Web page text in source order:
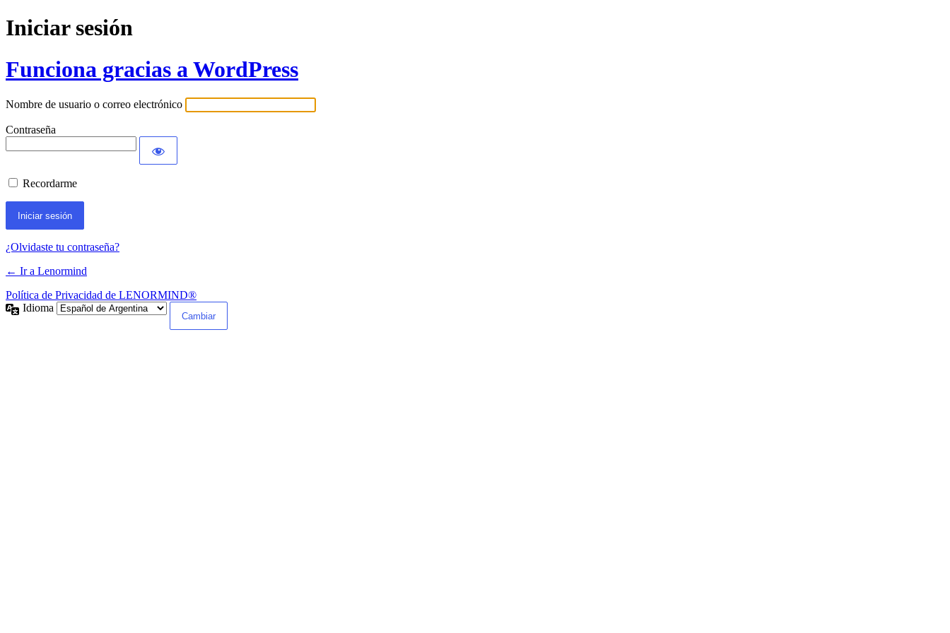
Iniciar sesión
Funciona gracias a WordPress
Nombre de usuario o correo electrónico
Contraseña
Recordarme
¿Olvidaste tu contraseña?
← Ir a Lenormind
Política de Privacidad de LENORMIND®
Idioma